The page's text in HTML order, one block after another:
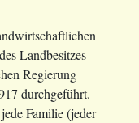
Landbesitzes
Regierung
durchgeführt.
Familie (jeder